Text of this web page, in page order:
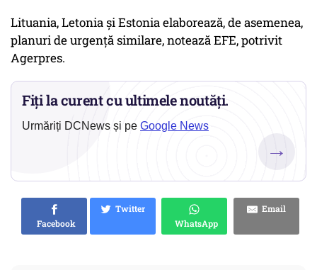
Lituania, Letonia şi Estonia elaborează, de asemenea,
planuri de urgenţă similare, notează EFE, potrivit
Agerpres.
Fiți la curent cu ultimele noutăți.
Urmăriți DCNews și pe Google News
→
Facebook
Twitter
WhatsApp
Email